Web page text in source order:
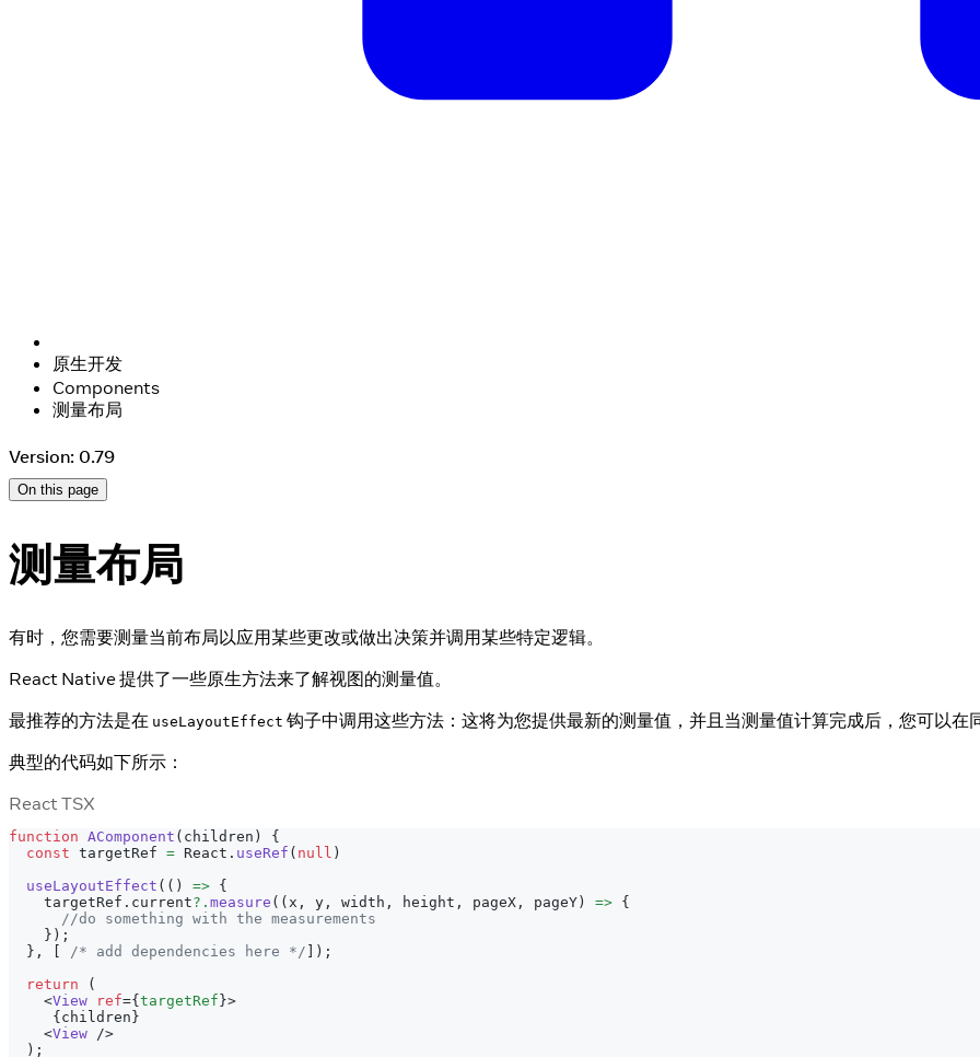
原生开发
Components
测量布局
Version: 0.79
On this page
测量布局
有时，您需要测量当前布局以应用某些更改或做出决策并调用某些特定逻辑。
React Native 提供了一些原生方法来了解视图的测量值。
最推荐的方法是在 useLayoutEffect 钩子中调用这些方法：这将为您提供最新的测量值，并且当测量值计算完成后，您可以在
典型的代码如下所示：
React TSX
function AComponent ( children )
{
const targetRef = React . useRef ( null )
useLayoutEffect ( ( ) => {
    targetRef
. current?. measure ( ( x , y , width , height , pageX , pageY ) => {
//do something with the measurements
} ) ;
} , /* add dependencies here */ ) ;
return
(
<View ref={ targetRef }>
{ children }
<View />
  );